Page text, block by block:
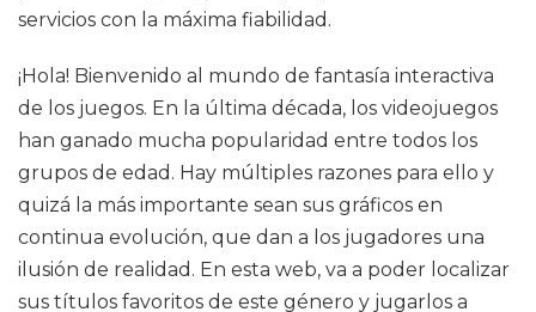
servicios con la máxima fiabilidad.
¡Hola! Bienvenido al mundo de fantasía interactiva
de los juegos. En la última década, los videojuegos
han ganado mucha popularidad entre todos los
grupos de edad. Hay múltiples razones para ello y
quizá la más importante sean sus gráficos en
continua evolución, que dan a los jugadores una
ilusión de realidad. En esta web, va a poder localizar
sus títulos favoritos de este género y jugarlos a